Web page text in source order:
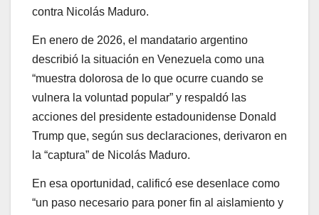
contra Nicolás Maduro.
En enero de 2026, el mandatario argentino
describió la situación en Venezuela como una
“muestra dolorosa de lo que ocurre cuando se
vulnera la voluntad popular” y respaldó las
acciones del presidente estadounidense Donald
Trump que, según sus declaraciones, derivaron en
la “captura” de Nicolás Maduro.
En esa oportunidad, calificó ese desenlace como
“un paso necesario para poner fin al aislamiento y